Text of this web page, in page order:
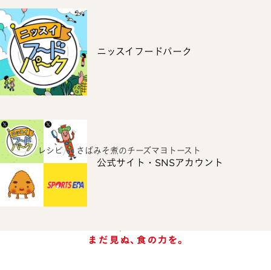
ニッスイフードパーク
公式サイト・SNSアカウント
ホーム レシピ さばみそ煮のチーズマヨトースト